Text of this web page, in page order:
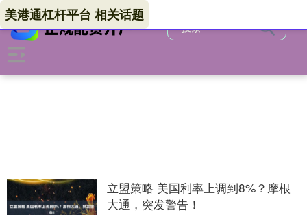
美港通杠杆平台 相关话题
立盟策略 美国利率上调到8%？摩根
大通，突发警告！